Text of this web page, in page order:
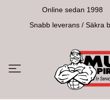
Online sedan 1998
Snabb leverans / Säkra